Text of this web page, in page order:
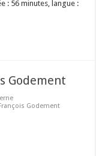
: 56 minutes, langue :
Godement
Godement